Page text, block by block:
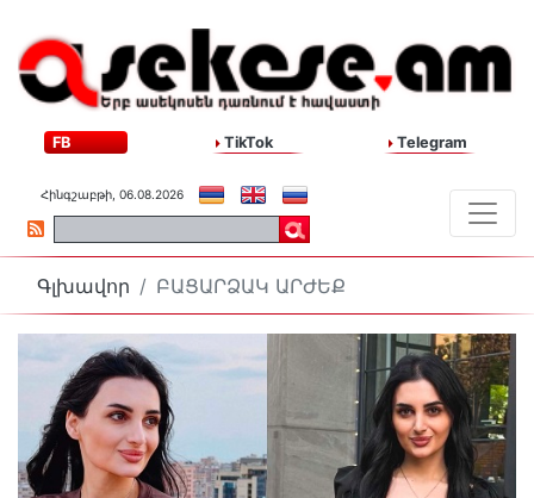
FB TikTok Telegram
Հինգշաբթի, 06.08.2026
Գլխավոր ԲԱՑԱՐՁԱԿ ԱՐԺԵՔ